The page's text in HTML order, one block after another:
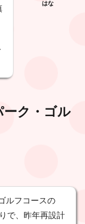
はな
ク・ゴル
ルフコースの
で、昨年再設計